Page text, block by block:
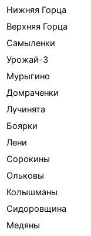
Нижняя Горца
Верхняя Горца
Самыленки
Урожай-3
Мурыгино
Домраченки
Лучинята
Боярки
Лени
Сорокины
Ольковы
Колышманы
Сидоровщина
Медяны